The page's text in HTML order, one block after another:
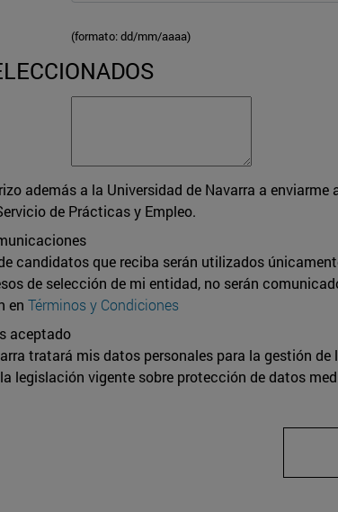
(formato: dd/mm/aaaa)
además a la Universidad de Navarra a
de Prácticas y Empleo.
candidatos que reciba serán utilizados
de selección de mi entidad, no serán
en Términos y Condiciones
aceptado
tratará mis datos personales para la gestión
legislación vigente sobre protección de datos